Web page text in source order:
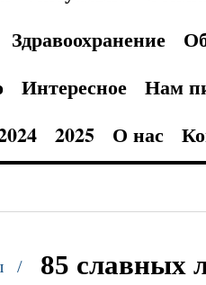
Здравоохранение
Интересное
Нам
2025 О нас
/ 85 славных